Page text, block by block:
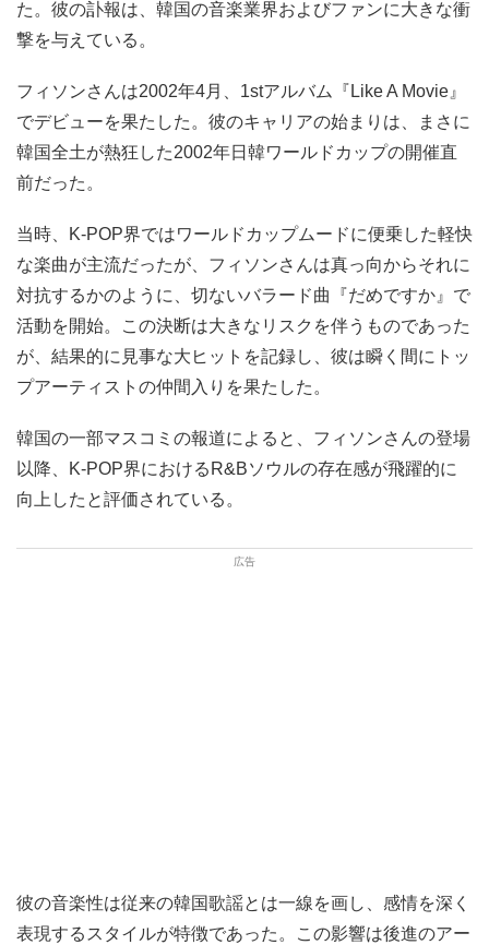
た。彼の訃報は、韓国の音楽業界およびファンに大きな衝
撃を与えている。
フィソンさんは2002年4月、1stアルバム『Like A Movie』
でデビューを果たした。彼のキャリアの始まりは、まさに
韓国全土が熱狂した2002年日韓ワールドカップの開催直
前だった。
当時、K-POP界ではワールドカップムードに便乗した軽快
な楽曲が主流だったが、フィソンさんは真っ向からそれに
対抗するかのように、切ないバラード曲『だめですか』で
活動を開始。この決断は大きなリスクを伴うものであった
が、結果的に見事な大ヒットを記録し、彼は瞬く間にトッ
プアーティストの仲間入りを果たした。
韓国の一部マスコミの報道によると、フィソンさんの登場
以降、K-POP界におけるR&Bソウルの存在感が飛躍的に
向上したと評価されている。
彼の音楽性は従来の韓国歌謡とは一線を画し、感情を深く
表現するスタイルが特徴であった。この影響は後進のアー